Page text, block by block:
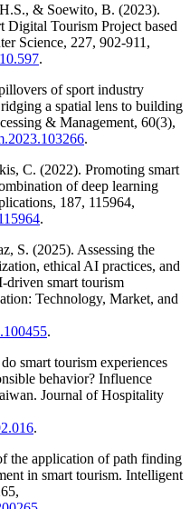
& Soewito, B. (2023).
Digital Tourism Project based
Science, 227, 902-911,
.
of sport industry
a spatial lens to building
& Management, 60(3),
.
C. (2022). Promoting smart
of deep learning
187, 115964,
.
S. (2025). Assessing the
ethical AI practices, and
driven smart tourism
Technology, Market, and
.
smart tourism experiences
behavior? Influence
Journal of Hospitality
.
the application of path finding
in smart tourism. Intelligent